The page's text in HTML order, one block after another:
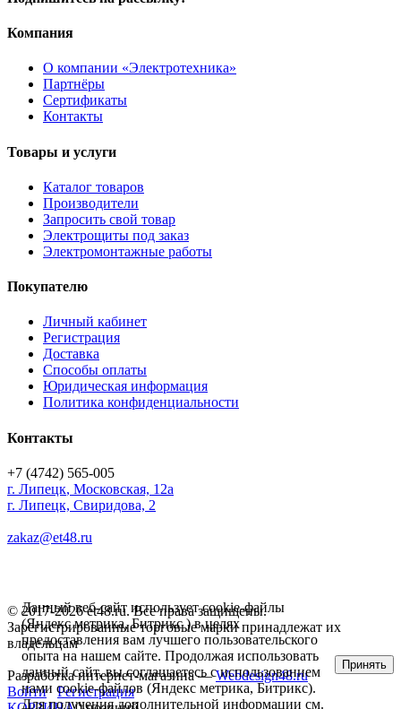
Компания
О компании «Электротехника»
Партнёры
Сертификаты
Контакты
Товары и услуги
Каталог товаров
Производители
Запросить свой товар
Электрощиты под заказ
Электромонтажные работы
Покупателю
Личный кабинет
Регистрация
Доставка
Способы оплаты
Юридическая информация
Политика конфиденциальности
Контакты
+7 (4742) 565-005
г. Липецк, Московская, 12а
г. Липецк, Свиридова, 2
zakaz@et48.ru
© 2017-2026 et48.ru. Все права защищены.
Зарегистрированные торговые марки принадлежат их
владельцам
Разработка интернет-магазина —Webdesign48.ru
Войти
Регистрация
Данный веб-сайт использует cookie-файлы
(Яндекс метрика, Битрикс ) в целях
предоставления вам лучшего пользовательского
опыта на нашем сайте. Продолжая использовать
данный сайт, вы соглашаетесь с использованием
нами cookie-файлов (Яндекс метрика, Битрикс).
Для получения дополнительной информации см.
Принять